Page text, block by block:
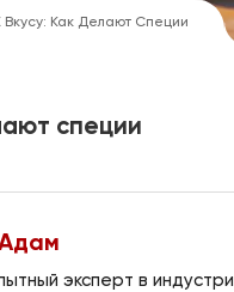
Вкусу: Как Делают Специи
специи
эксперт в